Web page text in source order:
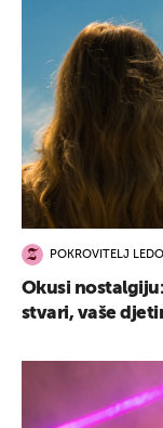
POKROVITELJ LEDO
Okusi
stvari, vaše